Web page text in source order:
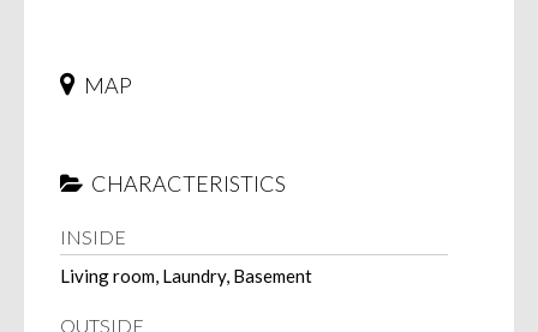
MAP
CHARACTERISTICS
INSIDE
Living room, Laundry, Basement
OUTSIDE